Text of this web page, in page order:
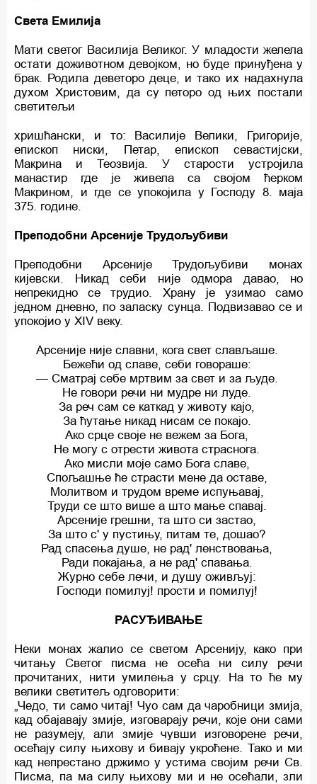
Света Емилија
Мати светог Василија Великог. У младости желела
остати доживотном девојком, но буде принуђена у
брак. Родила деветоро деце, и тако их надахнула
духом Христовим, да су петоро од њих постали
светитељи
хришћански, и то: Василије Велики, Григорије,
епископ ниски, Петар, епископ севастијски,
Макрина и Теозвија. У старости устројила
манастир где је живела са својом ћерком
Макрином, и где се упокојила у Господу 8. маја
375. године.
Преподобни Арсеније Трудољубиви
Преподобни Арсеније Трудољубиви монах
кијевски. Никад себи није одмора давао, но
непрекидно се трудио. Храну је узимао само
једном дневно, по заласку сунца. Подвизавао се и
упокојио у XIV веку.
Apсeнијe није славни, кога свет слављаше.
Бежећи од славе, себи говораше:
— Сматрај ceбe мртвим за свет и за људе.
Нe говори речи ни мудре ни луде.
За реч сам се каткад у животу кајо,
За ћутање никад нисам се покајо.
Ако срце своје не вежем за Бога,
Нe могу c отрести живота страснога.
Ако мисли моје само Бога славе,
Спољашње ћe страсти мене да оставе,
Молитвом и трудом време испуњавај,
Труди се што више a што мање спавај.
Арсеније грешни, та што си застао,
За што с' у пустињу, питам те, дошао?
Рад спасења душе, не рад' ленствовања,
Ради покајања, a не рад' спавања.
Журно себе лечи, и душу оживљуј:
Господи помилуј! прости и помилуј!
РАСУЂИВАЊЕ
Неки монах жалио се светом Арсенију, како при
читању Светог писма не осећа ни силу речи
прочитаних, нити умилења у срцу. На то ћe му
велики светитељ одговорити:
„Чедо, ти само читај! Чуо сам да чаробници змија,
кад обајавају змије, изговарају речи, које они сами
не разумеју, али змије чувши изговорене речи,
осећају силу њихову и бивају укроћене. Тако и ми
кад непрестано држимо у устима својим речи Св.
Писма, па ма силу њихову ми и не осећали, зли